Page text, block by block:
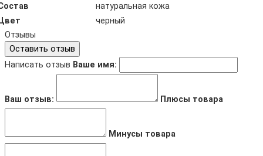
натуральная кожа
черный
Отзывы
Оставить отзыв
Написать отзыв Ваше имя:
Ваш отзыв: Плюсы товара
Минусы товара